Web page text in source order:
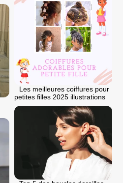
Les meilleures coiffures pour
petites filles 2025 illustrations